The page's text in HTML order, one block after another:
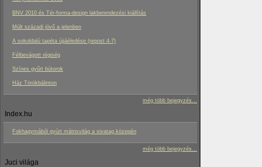
BNV 2010 és Tér-forma-design lakberendezési kiállítás
Múlt századi jövő a jelenben
A sokoldalú tapéta újjáéledése (repost 4-7)
Félbevágott régiség
Színes gyűrt bútorok
Ház Törökbálinton
még több bejegyzés...
Index.hu
Fokhagymából gyúrt mátrixvilág a sivatag közepén
még több bejegyzés...
Juci világa